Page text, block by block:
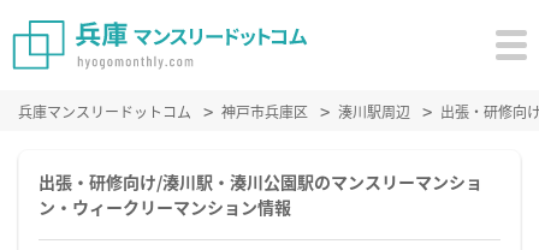
兵庫マンスリードットコム 神戸市兵庫区 湊川駅周辺 出張・研修向
出張・研修向け/湊川駅・湊川公園駅のマンスリーマンショ
ン・ウィークリーマンション情報